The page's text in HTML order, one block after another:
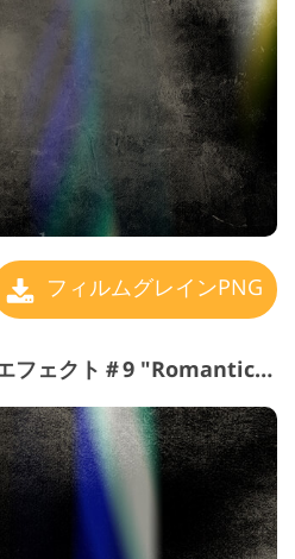
フィルムグレインPNG
透明フィルムグレインエフェクト＃9 "Romantic Mood"